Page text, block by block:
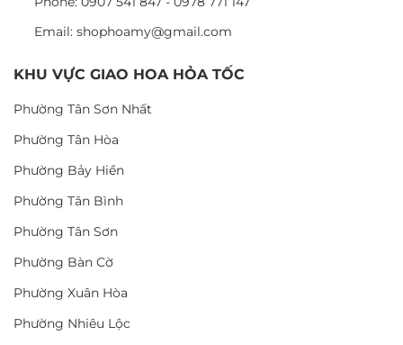
Email: shophoamy@gmail.com
KHU VỰC GIAO HOA HỎA TỐC
Phường Tân Sơn Nhất
Phường Tân Hòa
Phường Bảy Hiền
Phường Tân Bình
Phường Tân Sơn
Phường Bàn Cờ
Phường Xuân Hòa
Phường Nhiêu Lộc